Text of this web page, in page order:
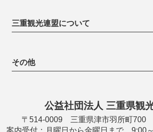
三重観光連盟について
その他
公益社団法人 三重県観
〒514-0009 三重県津市羽所町700
案内受付：月曜日から金曜日まで 9:00